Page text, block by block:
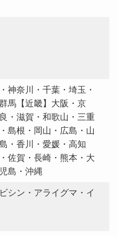
神奈川・千葉・埼玉・
馬【近畿】大阪・京
・滋賀・和歌山・三重
島根・岡山・広島・山
・香川・愛媛・高知
佐賀・長崎・熊本・大
島・沖縄
シン・アライグマ・イ